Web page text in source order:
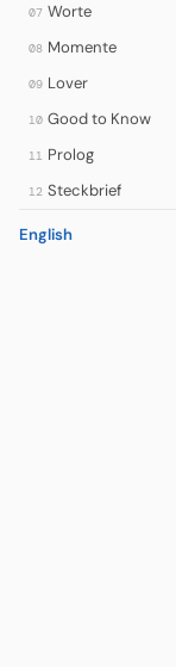
07 Worte
08 Momente
09 Lover
10 Good to Know
11 Prolog
12 Steckbrief
English